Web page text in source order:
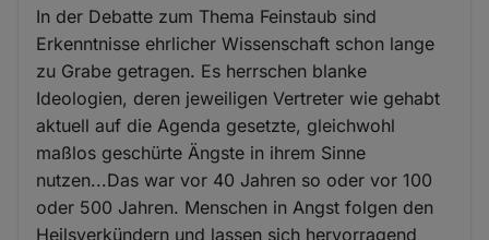
In der Debatte zum Thema Feinstaub sind
Erkenntnisse ehrlicher Wissenschaft schon lange
zu Grabe getragen. Es herrschen blanke
Ideologien, deren jeweiligen Vertreter wie gehabt
aktuell auf die Agenda gesetzte, gleichwohl
maßlos geschürte Ängste in ihrem Sinne
nutzen...Das war vor 40 Jahren so oder vor 100
oder 500 Jahren. Menschen in Angst folgen den
Heilsverkündern und lassen sich hervorragend